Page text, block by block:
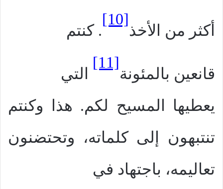
أكثر من الأخذ
[10]
. كنتم
قانعين بالمئونة
[11]
التي
يعطيها المسيح لكم. هذا وكنتم
تنتبهون إلى كلماته، وتحتضنون
تعاليمه، باجتهاد في